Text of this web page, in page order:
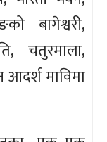
बागेश्वरी,
चतुरमाला,
माविमा